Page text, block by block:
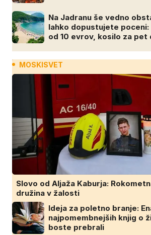
Na Jadranu še vedno
lahko dopustujete
od 10 evrov, kosilo za pet
MOSKISVET
Slovo od Aljaža Kaburja:
družina v žalosti
Ideja za poletno branje:
najpomembnejših knjig o
boste prebrali